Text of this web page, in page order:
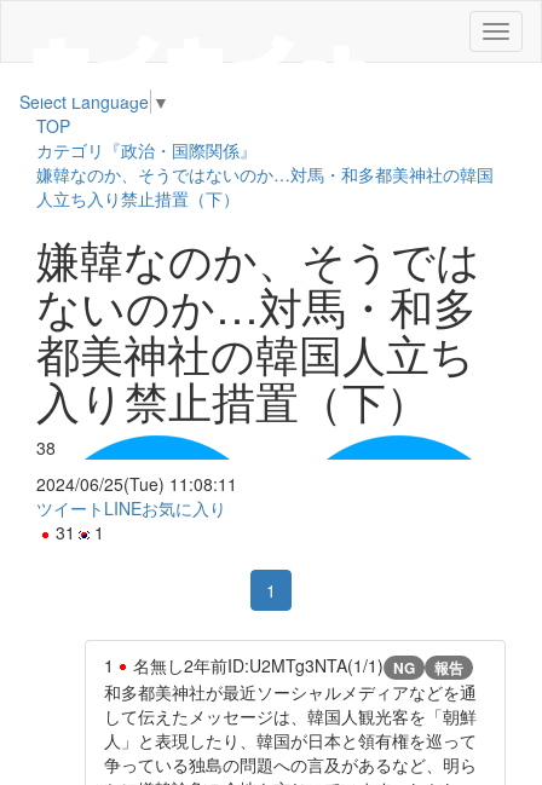
メ
ニ
Select Language ▼
TOP
カテゴリ『政治・国際関係』
嫌韓なのか、そうではないのか…対馬・和多都美神社の韓国
人立ち入り禁止措置（下）
嫌韓なのか、そうでは
ないのか…対馬・和多
都美神社の韓国人立ち
入り禁止措置（下）
38
2024/06/25(Tue) 11:08:11
ツイート LINEお気に入り
31
1
1
1 名無し2年前ID:U2MTg3NTA(1/1) NG 報告
和多都美神社が最近ソーシャルメディアなどを通
して伝えたメッセージは、韓国人観光客を「朝鮮
人」と表現したり、韓国が日本と領有権を巡って
争っている独島の問題への言及があるなど、明ら